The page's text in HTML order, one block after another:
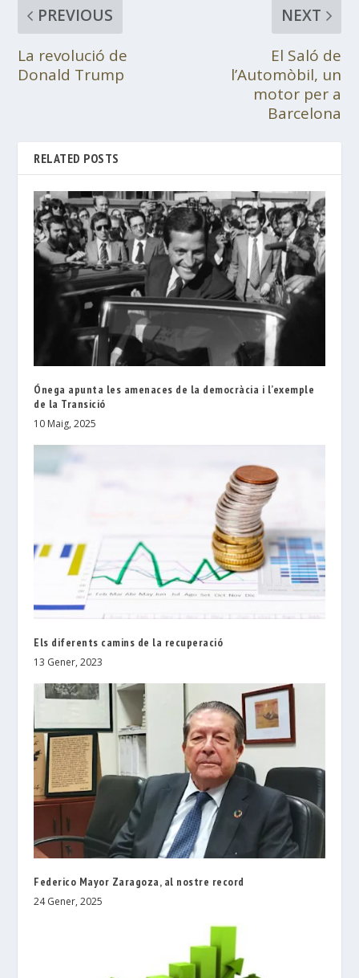
PREVIOUS
La revolució de
Donald Trump
NEXT
El Saló de
l’Automòbil, un
motor per a
Barcelona
RELATED POSTS
Ónega apunta les amenaces de la democràcia i l’exemple
de la Transició
10 Maig, 2025
Els diferents camins de la recuperació
13 Gener, 2023
Federico Mayor Zaragoza, al nostre record
24 Gener, 2025